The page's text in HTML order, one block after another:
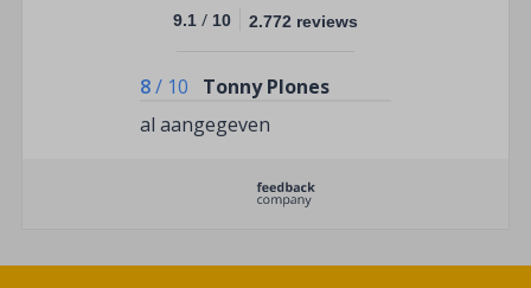
9.1 / 10 2.772 reviews
8/ 10
Tonny Plones
al aangegeven